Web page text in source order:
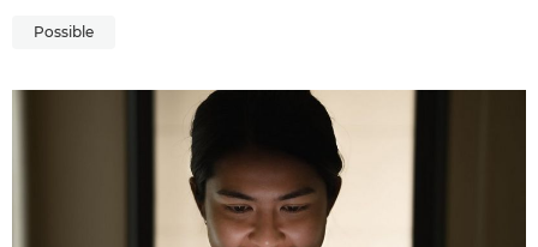
Possible